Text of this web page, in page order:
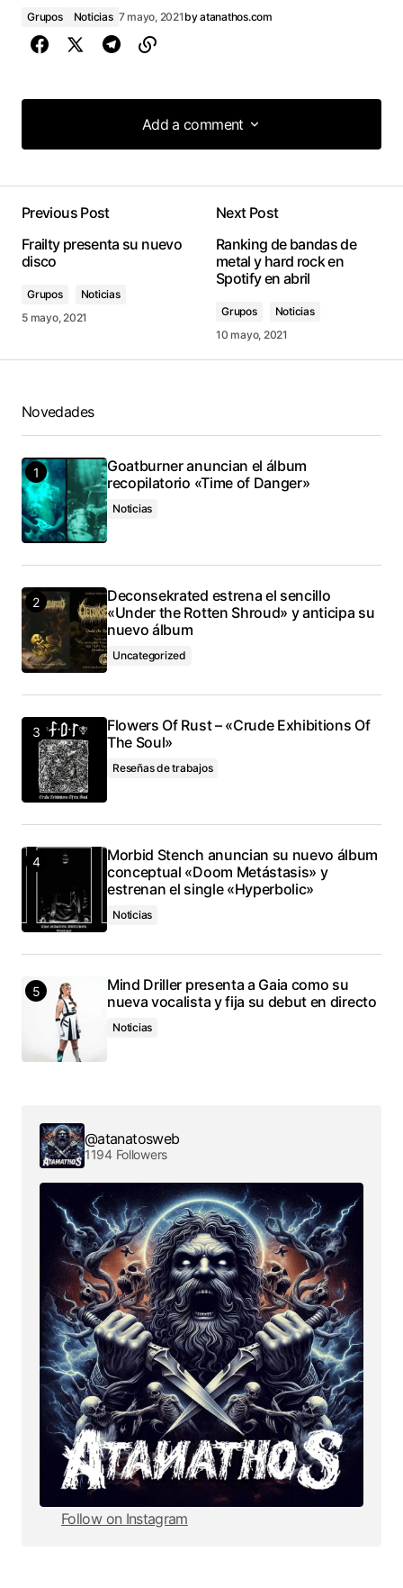
Grupos Noticias 7 mayo, 2021byatanathos.com
Add a comment
Add a comment
Previous Post
Frailty presenta su nuevo
disco
Grupos
Noticias
5 mayo, 2021
Next Post
Ranking de bandas de
metal y hard rock en
Spotify en abril
Grupos
Noticias
10 mayo, 2021
Novedades
Goatburner anuncian el álbum
recopilatorio «Time of Danger»
Noticias
Deconsekrated estrena el sencillo
«Under the Rotten Shroud» y anticipa su
nuevo álbum
Uncategorized
Flowers Of Rust – «Crude Exhibitions Of
The Soul»
Reseñas de trabajos
Morbid Stench anuncian su nuevo álbum
conceptual «Doom Metástasis» y
estrenan el single «Hyperbolic»
Noticias
Mind Driller presenta a Gaia como su
nueva vocalista y fija su debut en directo
Noticias
@atanatosweb
1194 Followers
Follow on Instagram